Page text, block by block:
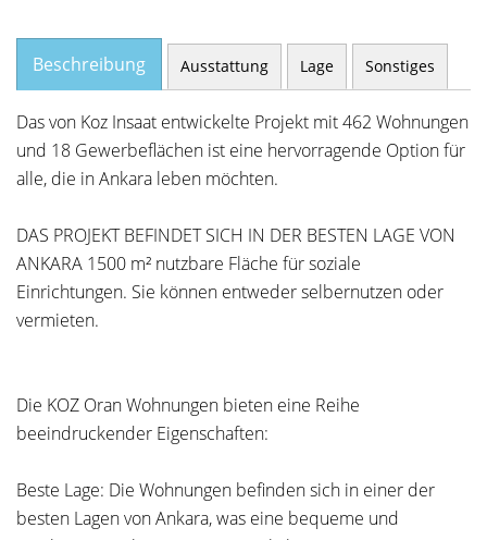
Beschreibung Ausstattung Lage Sonstiges
Das von Koz Insaat entwickelte Projekt mit 462 Wohnungen
und 18 Gewerbeflächen ist eine hervorragende Option für
alle, die in Ankara leben möchten.
DAS PROJEKT BEFINDET SICH IN DER BESTEN LAGE VON
ANKARA 1500 m² nutzbare Fläche für soziale
Einrichtungen. Sie können entweder selbernutzen oder
vermieten.
Die KOZ Oran Wohnungen bieten eine Reihe
beeindruckender Eigenschaften:
Beste Lage: Die Wohnungen befinden sich in einer der
besten Lagen von Ankara, was eine bequeme und